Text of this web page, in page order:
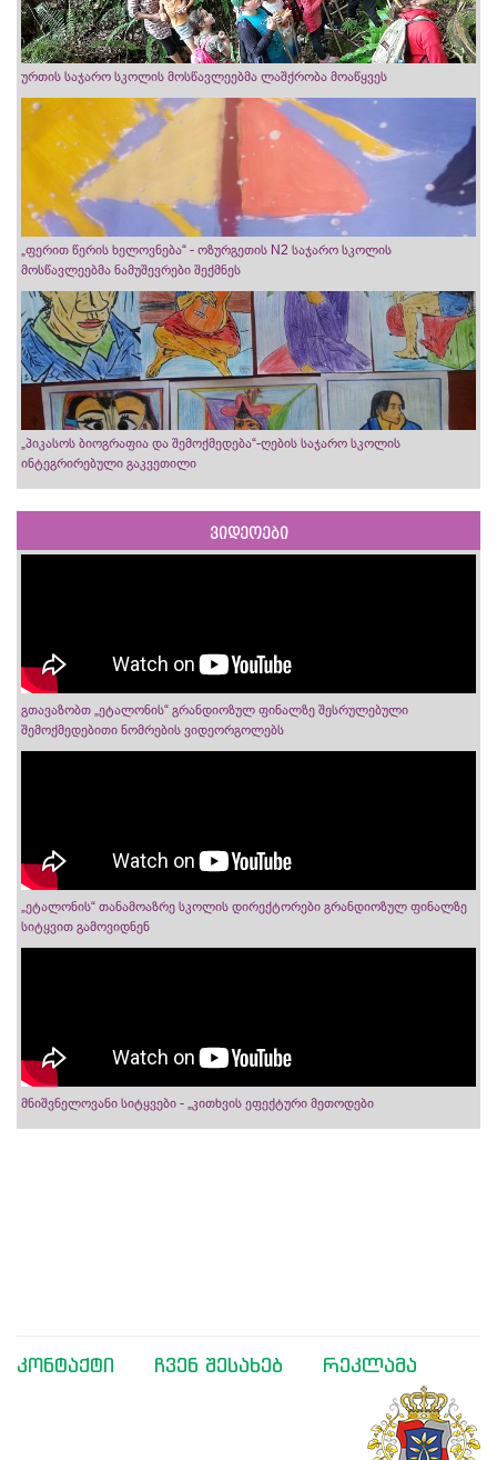
ურთის საჯარო სკოლის მოსწავლეებმა ლაშქრობა მოაწყვეს
„ფერით წერის ხელოვნება“ - ოზურგეთის N2 საჯარო სკოლის
მოსწავლეებმა ნამუშევრები შექმნეს
„პიკასოს ბიოგრაფია და შემოქმედება“-ღების საჯარო სკოლის
ინტეგრირებული გაკვეთილი
ვიდეოები
გთავაზობთ „ეტალონის“ გრანდიოზულ ფინალზე შესრულებული
შემოქმედებითი ნომრების ვიდეორგოლებს
„ეტალონის“ თანამოაზრე სკოლის დირექტორები გრანდიოზულ ფინალზე
სიტყვით გამოვიდნენ
მნიშვნელოვანი სიტყვები - „კითხვის ეფექტური მეთოდები
კონტაქტი ჩვენ შესახებ რეკლამა